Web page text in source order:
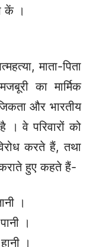
कें ।
माता-पिता
का मार्मिक
और भारतीय
। वे परिवारों को
करते हैं, तथा
कराते हुए कहते हैं-
।
।
।